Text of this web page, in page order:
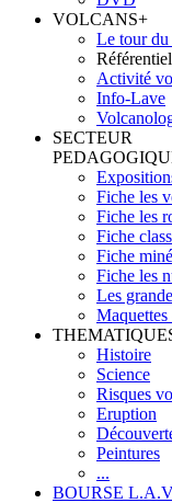
VOLCANS+
Le tour du
Activité
Info-Lave
SECTEUR
Fiche les
Fiche les
Fiche
Fiche
Fiche les
Les
Histoire
Science
Risques
Eruption
Peintures
...
BOURSE